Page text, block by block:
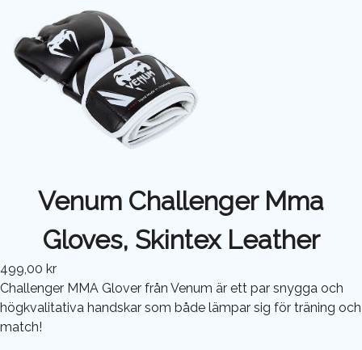
Venum Challenger Mma
Gloves, Skintex Leather
499,00 kr
Challenger MMA Glover från Venum är ett par snygga och
högkvalitativa handskar som både lämpar sig för träning och
match!